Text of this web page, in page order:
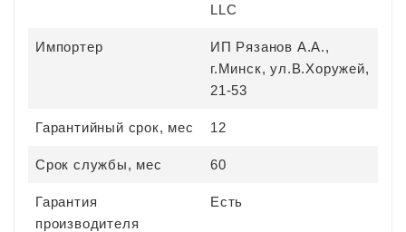
LLC
Импортер
ИП Рязанов А.А.,
г.Минск, ул.В.Хоружей,
21-53
Гарантийный срок, мес 12
Срок службы, мес 60
Гарантия
производителя
Есть